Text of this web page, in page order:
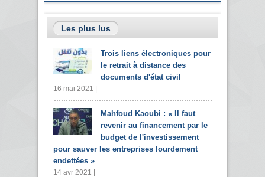
Les plus lus
Trois liens électroniques pour
le retrait à distance des
documents d'état civil
16 mai 2021 |
Mahfoud Kaoubi : « Il faut
revenir au financement par le
budget de l'investissement
pour sauver les entreprises lourdement
endettées »
14 avr 2021 |